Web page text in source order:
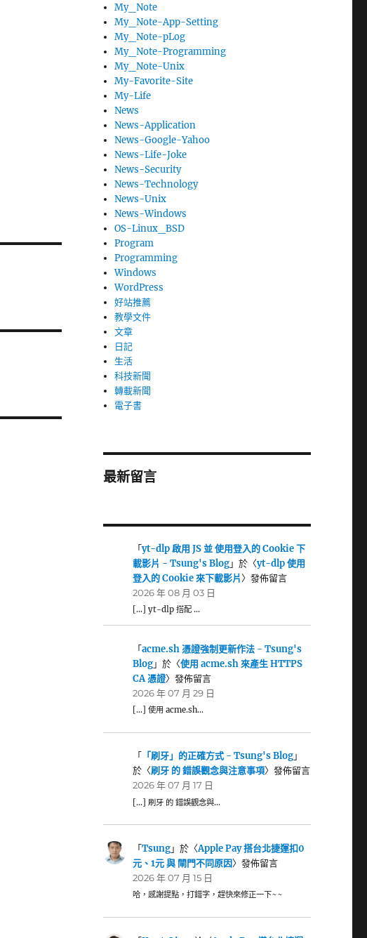
My_Note
My_Note-App-Setting
My_Note-pLog
My_Note-Programming
My_Note-Unix
My-Favorite-Site
My-Life
News
News-Application
News-Google-Yahoo
News-Life-Joke
News-Security
News-Technology
News-Unix
News-Windows
OS-Linux_BSD
Program
Programming
Windows
WordPress
好站推薦
教學文件
文章
日記
生活
科技新聞
轉載新聞
電子書
最新留言
「yt-dlp 啟用 JS 並 使用登入的 Cookie 下
載影片 - Tsung's Blog」於〈yt-dlp 使用
登入的 Cookie 來下載影片〉發佈留言
2026 年 08 月 03 日
[…] yt-dlp 搭配 …
「acme.sh 憑證強制更新作法 - Tsung's
Blog」於〈使用 acme.sh 來產生 HTTPS
CA 憑證〉發佈留言
2026 年 07 月 29 日
[…] 使用 acme.sh…
「 「刷牙」的正確方式 - Tsung's Blog」
於〈刷牙 的 錯誤觀念與注意事項〉發佈留言
2026 年 07 月 17 日
[…] 刷牙 的 錯誤觀念與…
「Tsung」於〈Apple Pay 搭台北捷運扣0
元、1元 與 閘門不同原因〉發佈留言
2026 年 07 月 15 日
哈，感謝提點，打錯字，趕快來修正一下~~